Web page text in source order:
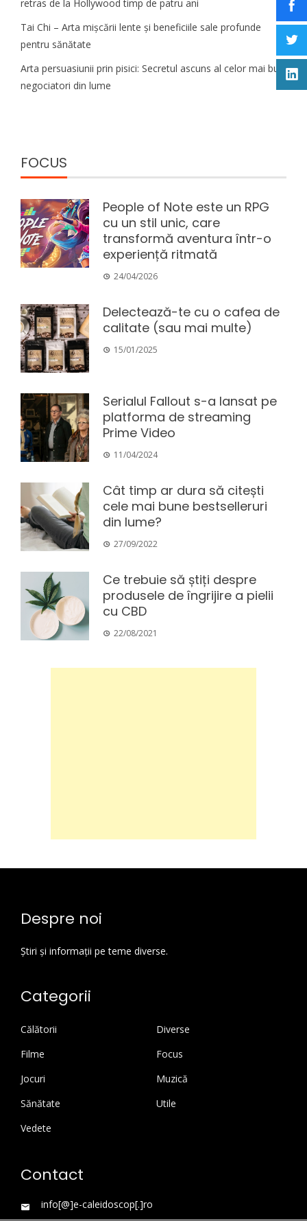
retras de la Hollywood timp de patru ani
Tai Chi – Arta mișcării lente și beneficiile sale profunde
pentru sănătate
Arta persuasiunii prin pisici: Secretul ascuns al celor mai buni
negociatori din lume
FOCUS
People of Note este un RPG
cu un stil unic, care
transformă aventura într-o
experiență ritmată
24/04/2026
Delectează-te cu o cafea de
calitate (sau mai multe)
15/01/2025
Serialul Fallout s-a lansat pe
platforma de streaming
Prime Video
11/04/2024
Cât timp ar dura să citești
cele mai bune bestselleruri
din lume?
27/09/2022
Ce trebuie să știți despre
produsele de îngrijire a pielii
cu CBD
22/08/2021
Despre noi
Știri și informații pe teme diverse.
Categorii
Călătorii
Diverse
Filme
Focus
Jocuri
Muzică
Sănătate
Utile
Vedete
Contact
info[@]e-caleidoscop[.]ro